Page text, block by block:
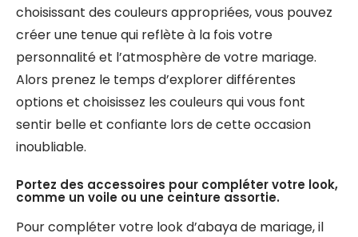
choisissant des couleurs appropriées, vous pouvez
créer une tenue qui reflète à la fois votre
personnalité et l’atmosphère de votre mariage.
Alors prenez le temps d’explorer différentes
options et choisissez les couleurs qui vous font
sentir belle et confiante lors de cette occasion
inoubliable.
Portez des accessoires pour compléter votre look,
comme un voile ou une ceinture assortie.
Pour compléter votre look d’abaya de mariage, il